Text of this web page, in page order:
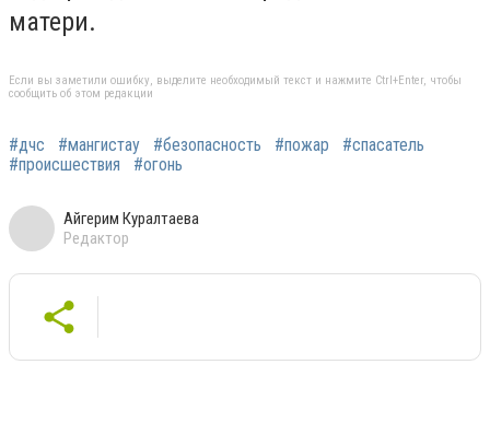
матери.
Если вы заметили ошибку, выделите необходимый текст и нажмите Ctrl+Enter, чтобы
сообщить об этом редакции
#дчс #мангистау #безопасность #пожар
#спасатель
#происшествия
#огонь
Айгерим Куралтаева
Редактор